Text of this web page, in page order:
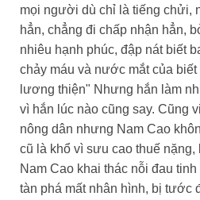
mọi người dù chỉ là tiếng chửi,
hẳn, chẳng đi chấp nhận hẳn,
nhiêu hạnh phúc, đập nát biết
chảy máu và nước mắt của
lương thiện" Nhưng hắn làm
vì hắn lúc nào cũng say. Cũng
nông dân nhưng Nam Cao
cũ là khổ vì sưu cao thuế nặng,
Nam Cao khai thác nỗi đau
tàn phá mất nhân hình, bị tước